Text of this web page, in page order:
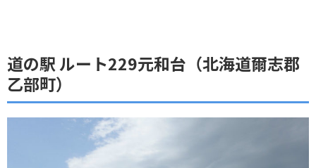
道の駅 ルート229元和台（北海道爾志郡
乙部町）